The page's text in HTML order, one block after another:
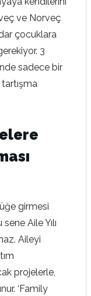
ve Norveç
çocuklara
3
sadece bir
girmesi
Aile Yılı
Aileyi
projelerle,
‘Family